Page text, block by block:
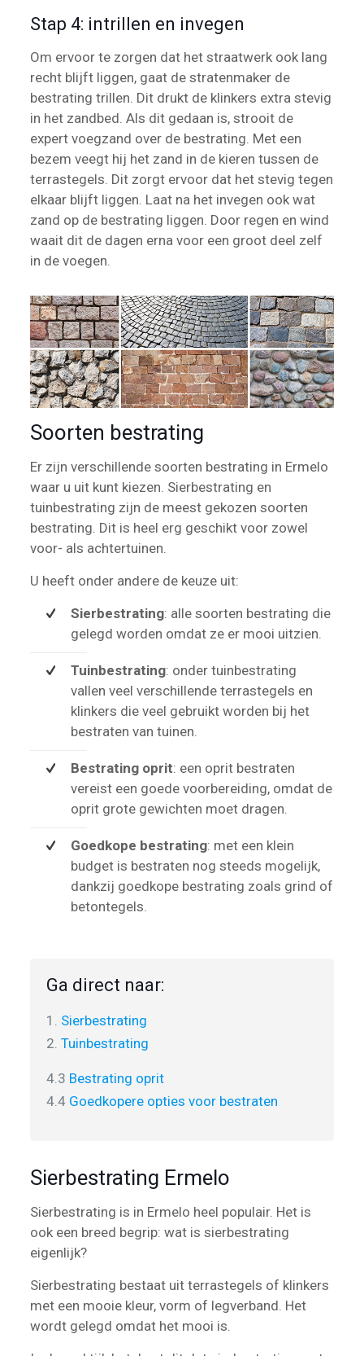
Stap 4: intrillen en invegen
Om ervoor te zorgen dat het straatwerk ook lang
recht blijft liggen, gaat de stratenmaker de
bestrating trillen. Dit drukt de klinkers extra stevig
in het zandbed. Als dit gedaan is, strooit de
expert voegzand over de bestrating. Met een
bezem veegt hij het zand in de kieren tussen de
terrastegels. Dit zorgt ervoor dat het stevig tegen
elkaar blijft liggen. Laat na het invegen ook wat
zand op de bestrating liggen. Door regen en wind
waait dit de dagen erna voor een groot deel zelf
in de voegen.
Soorten bestrating
Er zijn verschillende soorten bestrating in Ermelo
waar u uit kunt kiezen. Sierbestrating en
tuinbestrating zijn de meest gekozen soorten
bestrating. Dit is heel erg geschikt voor zowel
voor- als achtertuinen.
U heeft onder andere de keuze uit:
Sierbestrating: alle soorten bestrating die
gelegd worden omdat ze er mooi uitzien.
Tuinbestrating: onder tuinbestrating
vallen veel verschillende terrastegels en
klinkers die veel gebruikt worden bij het
bestraten van tuinen.
Bestrating oprit: een oprit bestraten
vereist een goede voorbereiding, omdat de
oprit grote gewichten moet dragen.
Goedkope bestrating: met een klein
budget is bestraten nog steeds mogelijk,
dankzij goedkope bestrating zoals grind of
betontegels.
Ga direct naar:
1. Sierbestrating
2. Tuinbestrating
4.3 Bestrating oprit
4.4 Goedkopere opties voor bestraten
Sierbestrating Ermelo
Sierbestrating is in Ermelo heel populair. Het is
ook een breed begrip: wat is sierbestrating
eigenlijk?
Sierbestrating bestaat uit terrastegels of klinkers
met een mooie kleur, vorm of legverband. Het
wordt gelegd omdat het mooi is.